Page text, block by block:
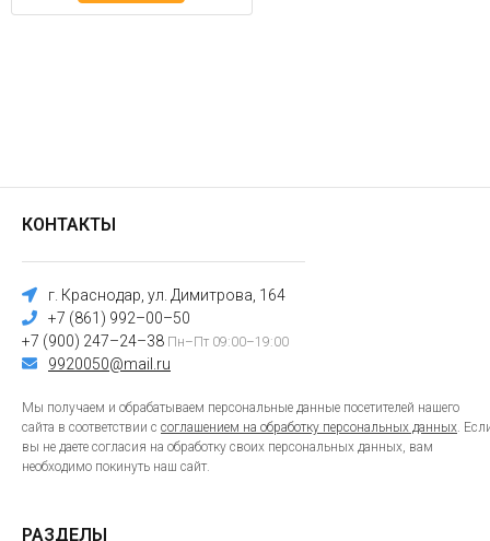
КОНТАКТЫ
г. Краснодар, ул. Димитрова, 164
+7 (861) 992–00–50
+7 (900) 247–24–38 Пн–Пт 09:00–19:00
9920050@mail.ru
Мы получаем и обрабатываем персональные данные посетителей нашего
сайта в соответствии с соглашением на обработку персональных данных.
вы не даете согласия на обработку своих персональных данных, вам
необходимо покинуть наш сайт.
РАЗДЕЛЫ